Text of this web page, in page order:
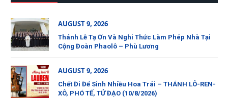
AUGUST 9, 2026
Thánh Lễ Tạ Ơn Và Nghi Thức Làm Phép Nhà Tại
Cộng Đoàn Phaolô – Phù Lương
AUGUST 9, 2026
Chết Đi Để Sinh Nhiều Hoa Trái – THÁNH LÔ-REN-
XÔ, PHÓ TẾ, TỬ ĐẠO (10/8/2026)